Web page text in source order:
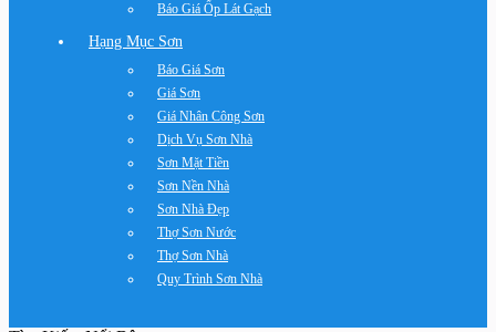
Báo Giá Ốp Lát Gạch
Hạng Mục Sơn
Báo Giá Sơn
Giá Sơn
Giá Nhân Công Sơn
Dịch Vụ Sơn Nhà
Sơn Mặt Tiền
Sơn Nền Nhà
Sơn Nhà Đẹp
Thợ Sơn Nước
Thợ Sơn Nhà
Quy Trình Sơn Nhà